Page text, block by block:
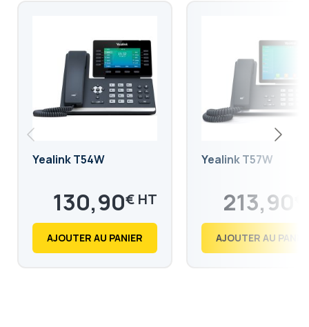
Yealink T54W
130,90€
157,08
AJOUTER AU PANIER
Yealink T57W
213,90
256,68
AJOUTER AU